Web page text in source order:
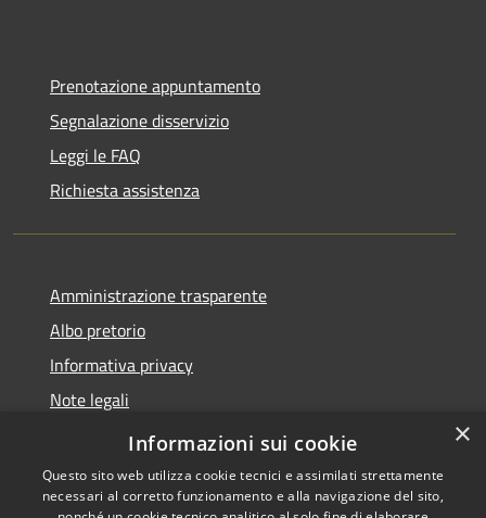
Prenotazione appuntamento
Segnalazione disservizio
Leggi le FAQ
Richiesta assistenza
Amministrazione trasparente
Albo pretorio
Informativa privacy
Note legali
Dichiarazione di accessibilità
×
Informazioni sui cookie
Questo sito web utilizza cookie tecnici e assimilati strettamente
necessari al corretto funzionamento e alla navigazione del sito,